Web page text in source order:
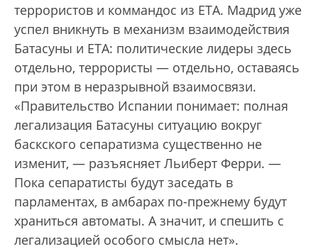
террористов и коммандос из ETA. Мадрид уже
успел вникнуть в механизм взаимодействия
Батасуны и ETA: политические лидеры здесь
отдельно, террористы — отдельно, оставаясь
при этом в неразрывной взаимосвязи.
«Правительство Испании понимает: полная
легализация Батасуны ситуацию вокруг
баскского сепаратизма существенно не
изменит, — разъясняет Льиберт Ферри. —
Пока сепаратисты будут заседать в
парламентах, в амбарах по-прежнему будут
храниться автоматы. А значит, и спешить с
легализацией особого смысла нет».